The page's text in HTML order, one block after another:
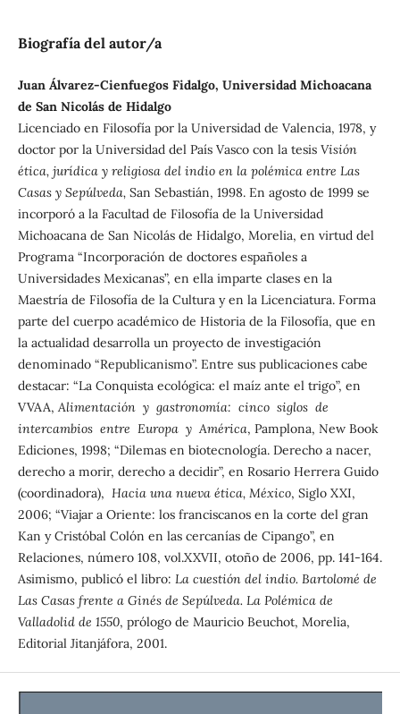
Biografía del autor/a
Juan Álvarez-Cienfuegos Fidalgo, Universidad Michoacana
de San Nicolás de Hidalgo
Licenciado en Filosofía por la Universidad de Valencia, 1978, y
doctor por la Universidad del País Vasco con la tesis Visión
ética, jurídica y religiosa del indio en la polémica entre Las
Casas y Sepúlveda,San Sebastián, 1998. En agosto de 1999 se
incorporó a la Facultad de Filosofía de la Universidad
Michoacana de San Nicolás de Hidalgo, Morelia, en virtud del
Programa “Incorporación de doctores españoles a
Universidades Mexicanas”, en ella imparte clases en la
Maestría de Filosofía de la Cultura y en la Licenciatura. Forma
parte del cuerpo académico de Historia de la Filosofía, que en
la actualidad desarrolla un proyecto de investigación
denominado “Republicanismo”. Entre sus publicaciones cabe
destacar: “La Conquista ecológica: el maíz ante el trigo”, en
VVAA, Alimentación y gastronomía: cinco siglos de
intercambios entre Europa y América, Pamplona, New Book
Ediciones, 1998; “Dilemas en biotecnología. Derecho a nacer,
derecho a morir, derecho a decidir”, en Rosario Herrera Guido
(coordinadora), Hacia una nueva ética, México, Siglo XXI,
2006; “Viajar a Oriente: los franciscanos en la corte del gran
Kan y Cristóbal Colón en las cercanías de Cipango”, en
Relaciones, número 108, vol.XXVII, otoño de 2006, pp. 141-164.
Asimismo, publicó el libro: La cuestión del indio. Bartolomé de
Las Casas frente a Ginés de Sepúlveda. La Polémica de
Valladolid de 1550, prólogo de Mauricio Beuchot, Morelia,
Editorial Jitanjáfora, 2001.